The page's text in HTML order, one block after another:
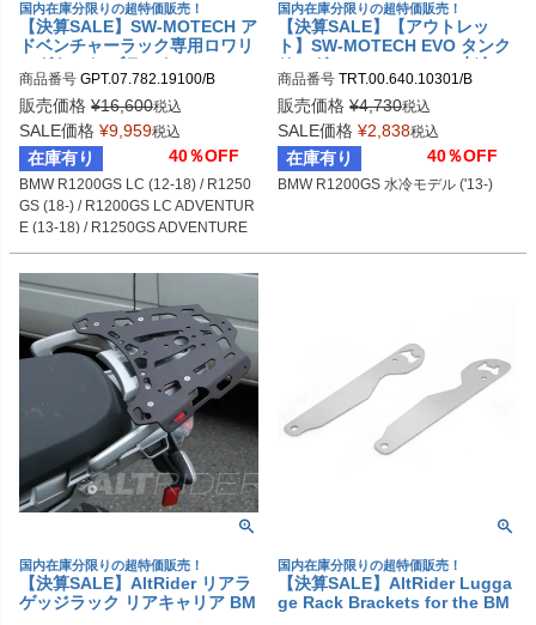
国内在庫分限りの超特価販売！
【決算SALE】SW-MOTECH ア
ドベンチャーラック専用ロワリ
ングキット ブラック BMW R12
00GS LC (12-18) / R1250GS
(18-) / R1200GS LC ADVENTU
RE (13-18) / R1250GS ADVEN
TURE (18-) | GPT.07.782.1910
0/B
商品番号 GPT.07.782.19100/B
sw_GPT_07_782_19100B
販売価格 ¥16,600税込
SALE価格 ¥9,959税込
在庫有り 40％OFF
BMW R1200GS LC (12-18) / R1250
GS (18-) / R1200GS LC ADVENTUR
E (13-18) / R1250GS ADVENTURE
(18-)
国内在庫分限りの超特価販売！
【決算SALE】【アウトレッ
ト】SW-MOTECH EVO タンク
リング BMW R1200GS 水冷モ
デル ('13-)
商品番号 TRT.00.640.10301/B
sw_TRT_00_640_10301B
販売価格 ¥4,730税込
SALE価格 ¥2,838税込
在庫有り 40％OFF
BMW R1200GS 水冷モデル ('13-)
国内在庫分限りの超特価販売！
【決算SALE】AltRider リアラ
ゲッジラック リアキャリア BM
国内在庫分限りの超特価販売！
【決算SALE】AltRider Lugga
ge Rack Brackets for the BM